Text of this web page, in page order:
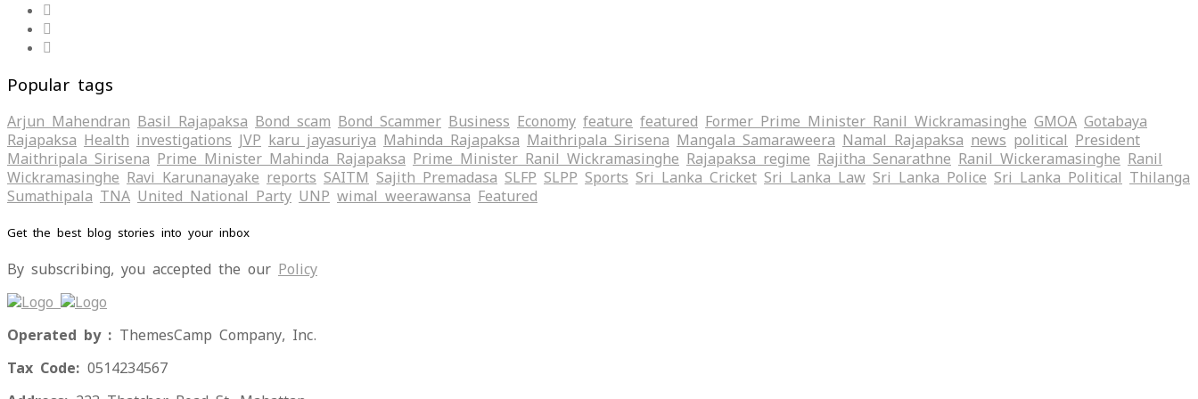
Popular tags
Arjun Mahendran Basil Rajapaksa Bond scam Bond Scammer Business Economy feature featured Former Prime Minister Ranil Wickramasinghe GMOA Gotabaya
Rajapaksa Health investigations JVP karu jayasuriya Mahinda Rajapaksa Maithripala Sirisena Mangala Samaraweera Namal Rajapaksa news political President
Maithripala Sirisena Prime Minister Mahinda Rajapaksa Prime Minister Ranil Wickramasinghe Rajapaksa regime Rajitha Senarathne Ranil Wickeramasinghe Ranil
Wickramasinghe Ravi Karunanayake reports SAITM Sajith Premadasa SLFP SLPP Sports Sri Lanka Cricket Sri Lanka Law Sri Lanka Police Sri Lanka Political Thilanga
Sumathipala TNA United National Party UNP wimal weerawansa ‍Featured
Get the best blog stories into your inbox
By subscribing, you accepted the our Policy
Operated by : ThemesCamp Company, Inc.
Tax Code: 0514234567